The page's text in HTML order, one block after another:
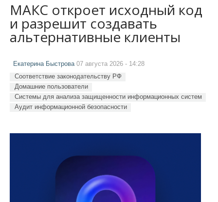
МАКС откроет исходный код
и разрешит создавать
альтернативные клиенты
Екатерина Быстрова07 августа 2026 - 14:28
Соответствие законодательству РФ
Домашние пользователи
Системы для анализа защищенности информационных систем
Аудит информационной безопасности